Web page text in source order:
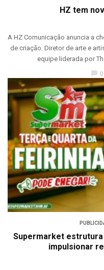
HZ tem
A HZ Comunicação anuncia a
de criação. Diretor de arte e
equipe liderada por
Supermarket
impulsionar